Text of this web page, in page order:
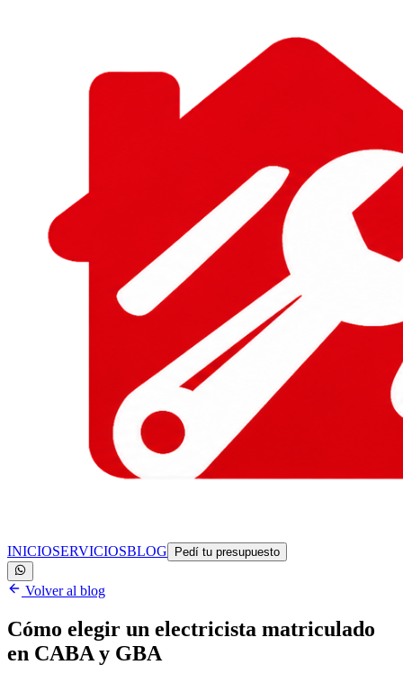
INICIOSERVICIOSBLOG Pedí tu presupuesto
Volver al blog
Cómo elegir un electricista matriculado
en CABA y GBA